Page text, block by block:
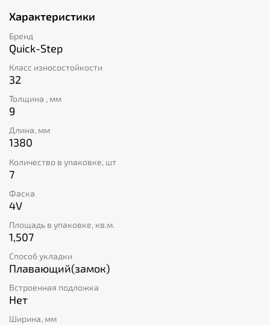
модель, вы получите элегантный вид орехового
дерева по доступной цене. При этом класс
износостойкости составляет 32, что делает его
идеальным выбором даже для помещений с высокой
проходимостью.
Характеристики
Бренд
Quick-Step
Класс износостойкости
32
Толщина , мм
9
Длина, мм
1380
Количество в упаковке, шт
7
Фаска
4V
Площадь в упаковке, кв.м.
1,507
Способ укладки
Плавающий(замок)
Встроенная подложка
Нет
Ширина, мм